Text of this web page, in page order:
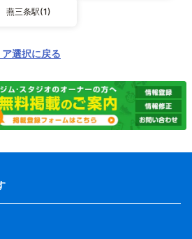
燕三条駅(1)
選択に戻る